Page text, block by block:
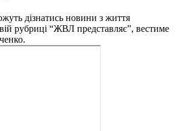
дізнатись новини з життя
рубриці “ЖВЛ представляє”, вестиме